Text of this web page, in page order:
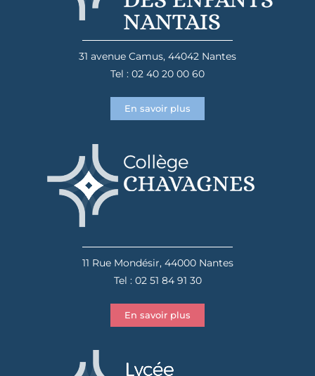
31 avenue Camus, 44042 Nantes
Tel : 02 40 20 00 60
En savoir plus
11 Rue Mondésir, 44000 Nantes
Tel : 02 51 84 91 30
En savoir plus